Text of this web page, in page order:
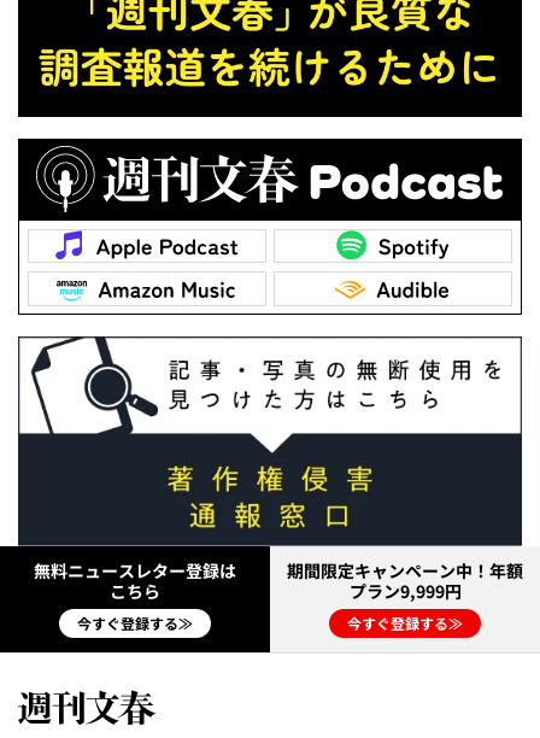
無料ニュースレター登録は
こちら
今すぐ登録する≫
期間限定キャンペーン中！年額
プラン9,999円
今すぐ登録する≫